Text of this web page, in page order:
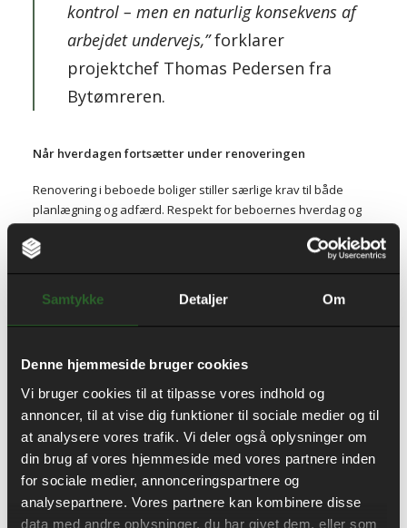
Samtykke Detaljer Om
Denne hjemmeside bruger cookies
Vi bruger cookies til at tilpasse vores indhold og
annoncer, til at vise dig funktioner til sociale medier og til
at analysere vores trafik. Vi deler også oplysninger om
din brug af vores hjemmeside med vores partnere inden
for sociale medier, annonceringspartnere og
analysepartnere. Vores partnere kan kombinere disse
data med andre oplysninger, du har givet dem, eller som
kontrol – men en naturlig konsekvens af
arbejdet undervejs,”forklarer
projektchef Thomas Pedersen fra
Bytømreren.
Når hverdagen fortsætter under renoveringen
Renovering i beboede boliger stiller særlige krav til både
planlægning og adfærd. Respekt for beboernes hverdag og
en åben dialog har været afgørende for at sikre fremdrift
uden at gå på kompromis med kvaliteten.
”Det store fokus har været på
beboerproces, og hvordan vi alle agerer i-
og omkring de private hjem, uden at
skulle gå på kompromis med kvalitet, tid
og økonomi. Sammen har vi formået at
skabe den nødvendige tillid og respekt hos
hinanden, hvilket giver det rette rum til at
bruge tid på det vigtigste; den enkelte